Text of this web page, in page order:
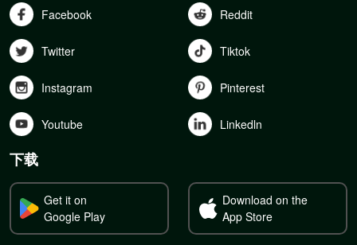
Facebook Reddit
Twitter Tiktok
Instagram Pinterest
Youtube Linkedln
下载
Get it on
Google Play
Download on the
App Store